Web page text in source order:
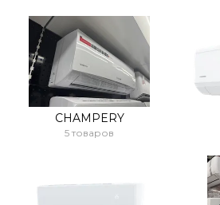
CHAMPERY
5 товаров